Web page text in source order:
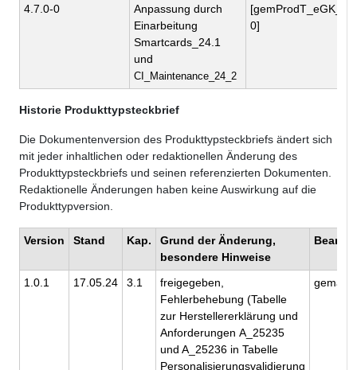
4.7.0-0
Anpassung durch
Einarbeitung
Smartcards_24.1
und
CI_Maintenance_24_2
0]
Historie Produkttypsteckbrief
Die Dokumentenversion des Produkttypsteckbriefs ändert sich
mit jeder inhaltlichen oder redaktionellen Änderung des
Produkttypsteckbriefs und seinen referenzierten Dokumenten.
Redaktionelle Änderungen haben keine Auswirkung auf die
Produkttypversion.
Version Stand Kap.
Grund der Änderung,
besondere Hinweise
1.0.1 17.05.24 3.1
freigegeben,
Fehlerbehebung (Tabelle
zur Herstellererklärung und
Anforderungen A_25235
und A_25236 in Tabelle
Personalisierungsvalidierung
gematik